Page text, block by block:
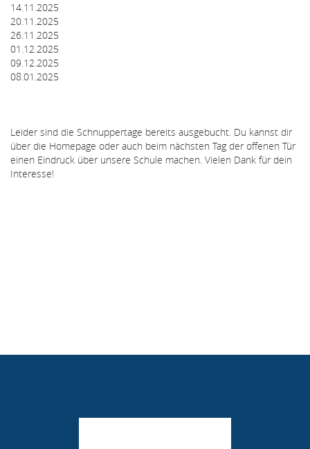
14.11.2025
20.11.2025
26.11.2025
01.12.2025
09.12.2025
08.01.2025
Leider sind die Schnuppertage bereits ausgebucht. Du kannst dir
über die Homepage oder auch beim nächsten Tag der offenen Tür
einen Eindruck über unsere Schule machen. Vielen Dank für dein
Interesse!